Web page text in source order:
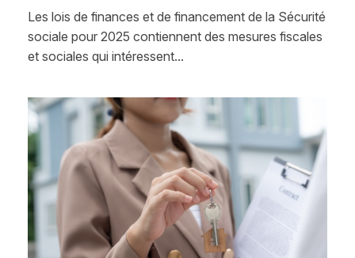
Les lois de finances et de financement de la Sécurité
sociale pour 2025 contiennent des mesures fiscales
et sociales qui intéressent…